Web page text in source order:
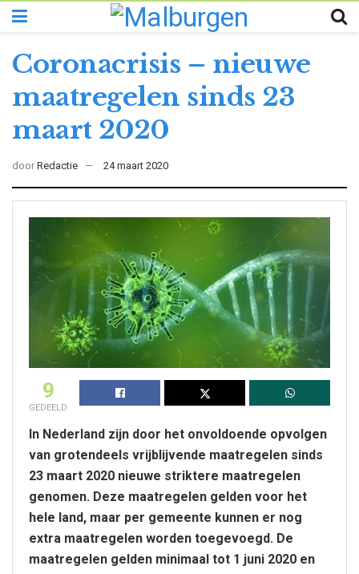
Coronacrisis – nieuwe
maatregelen sinds 23
maart 2020
door Redactie 24 maart 2020
9
GEDEELD
In Nederland zijn door het onvoldoende opvolgen
van grotendeels vrijblijvende maatregelen sinds
23 maart 2020 nieuwe striktere maatregelen
genomen. Deze maatregelen gelden voor het
hele land, maar per gemeente kunnen er nog
extra maatregelen worden toegevoegd. De
maatregelen gelden minimaal tot 1 juni 2020 en